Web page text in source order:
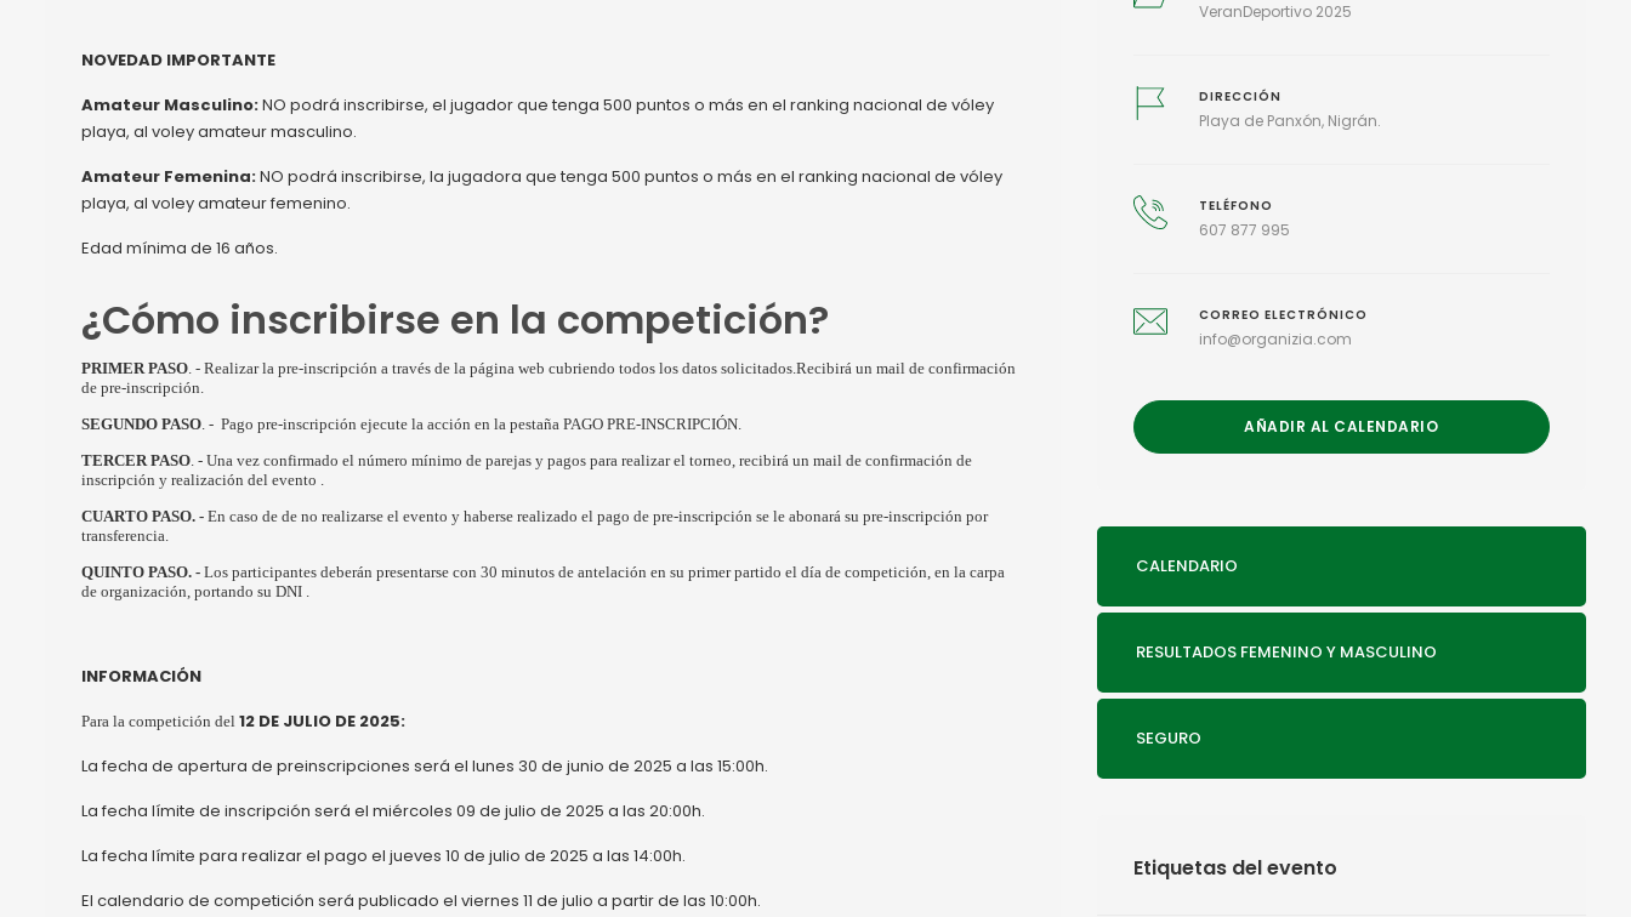
NOVEDAD IMPORTANTE
Amateur Masculino:NO podrá inscribirse, el jugador que tenga 500 puntos o más en el ranking nacional de vóley
playa, al voley amateur masculino.
Amateur Femenina:NO podrá inscribirse, la jugadora que tenga 500 puntos o más en el ranking nacional de vóley
playa, al voley amateur femenino.
Edad mínima de 16 años.
¿Cómo inscribirse en la competición?
PRIMER PASO. - Realizar la pre-inscripción a través de la página web cubriendo todos los datos solicitados.Recibirá un mail de confirmación
de pre-inscripción.
SEGUNDO PASO. - Pago pre-inscripción ejecute la acción en la pestaña PAGO PRE-INSCRIPCIÓN.
TERCER PASO. - Una vez confirmado el número mínimo de parejas y pagos para realizar el torneo, recibirá un mail de confirmación de
inscripción y realización del evento .
CUARTO PASO. - En caso de de no realizarse el evento y haberse realizado el pago de pre-inscripción se le abonará su pre-inscripción por
transferencia.
QUINTO PASO. - Los participantes deberán presentarse con 30 minutos de antelación en su primer partido el día de competición, en la carpa
de organización, portando su DNI .
INFORMACIÓN
Para la competición del 12 DE JULIO DE 2025:
La fecha de apertura de preinscripciones será el lunes 30 de junio de 2025 a las 15:00h.
La fecha límite de inscripción será el miércoles 09 de julio de 2025 a las 20:00h.
La fecha límite para realizar el pago el jueves 10 de julio de 2025 a las 14:00h.
El calendario de competición será publicado el viernes 11 de julio a partir de las 10:00h.
VeranDeportivo 2025
DIRECCIÓN
Playa de Panxón, Nigrán.
TELÉFONO
607 877 995
CORREO ELECTRÓNICO
info@organizia.com
AÑADIR AL CALENDARIO
CALENDARIO
RESULTADOS FEMENINO Y MASCULINO
SEGURO
Etiquetas del evento